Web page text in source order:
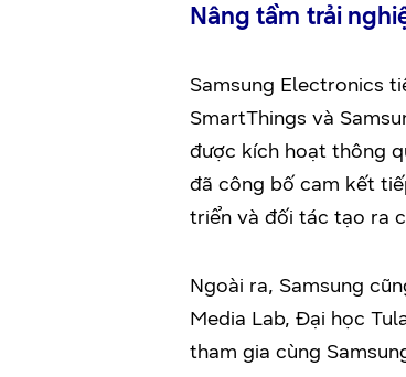
Nâng tầm trải
Samsung Electronics
SmartThings và
được kích hoạt thông
đã công bố cam kết
triển và đối tác tạo ra
Ngoài ra, Samsung
Media Lab, Đại học
tham gia cùng